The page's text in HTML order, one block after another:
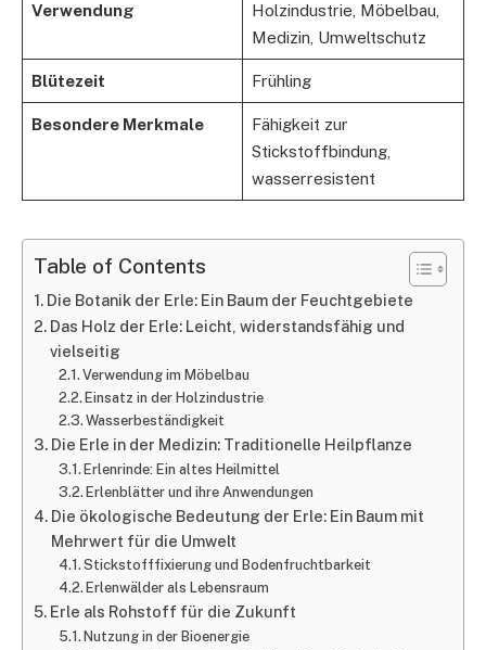
Verwendung
Holzindustrie, Möbelbau,
Medizin, Umweltschutz
Blütezeit Frühling
Besondere Merkmale
Fähigkeit zur
Stickstoffbindung,
wasserresistent
Table of Contents
Die Botanik der Erle: Ein Baum der Feuchtgebiete
Das Holz der Erle: Leicht, widerstandsfähig und
vielseitig
Verwendung im Möbelbau
Einsatz in der Holzindustrie
Wasserbeständigkeit
Die Erle in der Medizin: Traditionelle Heilpflanze
Erlenrinde: Ein altes Heilmittel
Erlenblätter und ihre Anwendungen
Die ökologische Bedeutung der Erle: Ein Baum mit
Mehrwert für die Umwelt
Stickstofffixierung und Bodenfruchtbarkeit
Erlenwälder als Lebensraum
Erle als Rohstoff für die Zukunft
Nutzung in der Bioenergie